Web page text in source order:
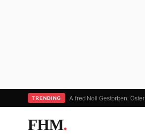
TRENDING Alfred Noll Gestorben:
FHM.